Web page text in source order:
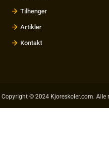
Tilhenger
Artikler
Kontakt
Copyright © 2024 Kjoreskoler.com. Alle